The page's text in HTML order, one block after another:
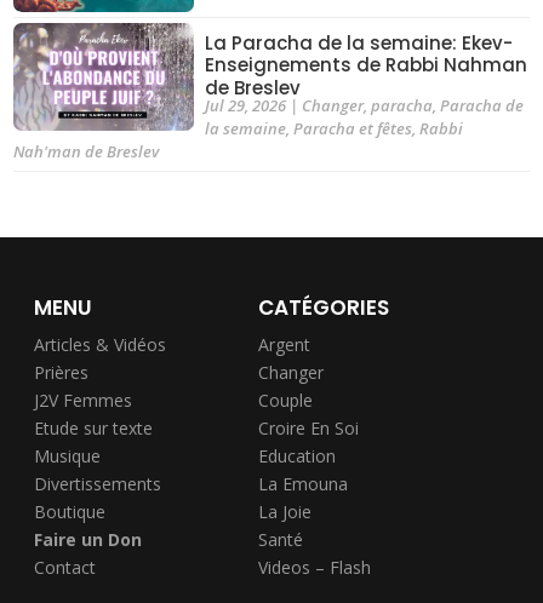
La Paracha de la semaine: Ekev-
Enseignements de Rabbi Nahman
de Breslev
Jul 29, 2026| Changer, paracha, Paracha de
la semaine, Paracha et fêtes, Rabbi
Nah'man de Breslev
MENU
Articles & Vidéos
Prières
J2V Femmes
Etude sur texte
Musique
Divertissements
Boutique
Faire un Don
Contact
CATÉGORIES
Argent
Changer
Couple
Croire En Soi
Education
La Emouna
La Joie
Santé
Videos – Flash